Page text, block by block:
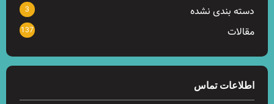
دسته بندی نشده 3
مقالات 137
اطلاعات تماس